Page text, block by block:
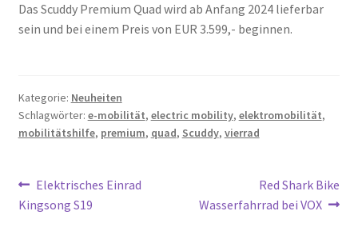
Das Scuddy Premium Quad wird ab Anfang 2024 lieferbar
sein und bei einem Preis von EUR 3.599,- beginnen.
Kategorie: Neuheiten
Schlagwörter: e-mobilität, electric mobility, elektromobilität,
mobilitätshilfe, premium, quad, Scuddy, vierrad
Beitragsnavigation
Vorheriger
Beitrag:
Elektrisches Einrad
Kingsong S19
Nächster
Beitrag:
Red Shark Bike
Wasserfahrrad bei VOX